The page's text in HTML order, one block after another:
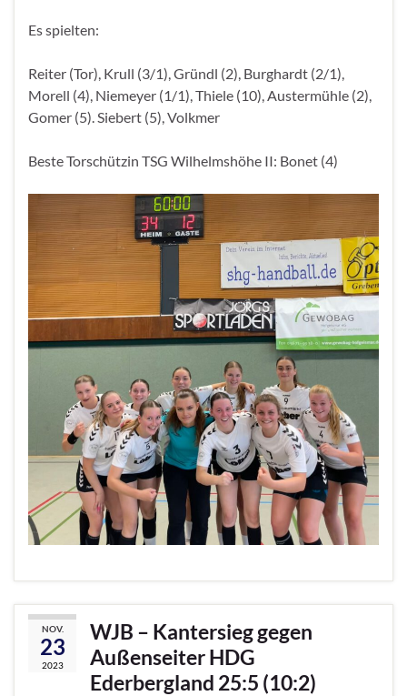
Es spielten:
Reiter (Tor), Krull (3/1), Gründl (2), Burghardt (2/1),
Morell (4), Niemeyer (1/1), Thiele (10), Austermühle (2),
Gomer (5). Siebert (5), Volkmer
Beste Torschützin TSG Wilhelmshöhe II: Bonet (4)
NOV.
23
2023
WJB – Kantersieg gegen
Außenseiter HDG
Ederbergland 25:5 (10:2)